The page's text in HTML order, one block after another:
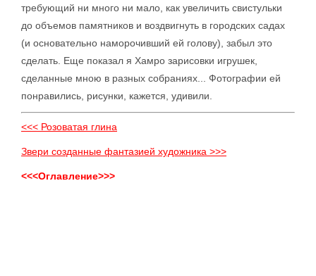
требующий ни много ни мало, как увеличить свистульки
до объемов памятников и воздвигнуть в городских садах
(и основательно наморочивший ей голову), забыл это
сделать. Еще показал я Хамро зарисовки игрушек,
сделанные мною в разных собраниях... Фотографии ей
понравились, рисунки, кажется, удивили.
<<< Розоватая глина
Звери созданные фантазией художника >>>
<<<Оглавление>>>